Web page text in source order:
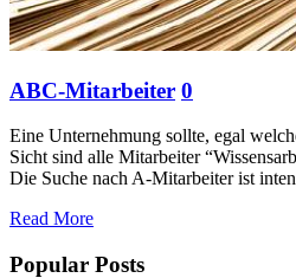
ABC-Mitarbeiter 0
Eine Unternehmung sollte, egal
Sicht sind alle Mitarbeiter
Die Suche nach A-Mitarbeiter ist
Read More
Popular Posts